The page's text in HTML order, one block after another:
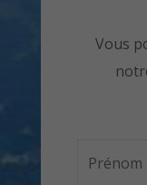
Vous